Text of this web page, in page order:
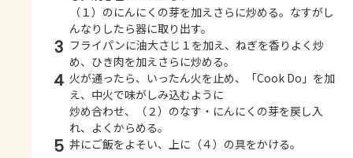
（１）のにんにくの芽を加えさらに炒める。なすがし
んなりしたら器に取り出す。
3 フライパンに油大さじ１を加え、ねぎを香りよく炒
め、ひき肉を加えさらに炒める。
4 火が通ったら、いったん火を止め、「Cook Do」を加
え、中火で味がしみ込むように
炒め合わせ、（２）のなす・にんにくの芽を戻し入
れ、よくからめる。
5 丼にご飯をよそい、上に（４）の具をかける。